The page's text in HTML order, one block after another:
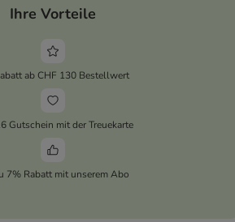
Ihre Vorteile
ab CHF 130 Bestellwert
Gutschein mit der Treuekarte
7% Rabatt mit unserem Abo